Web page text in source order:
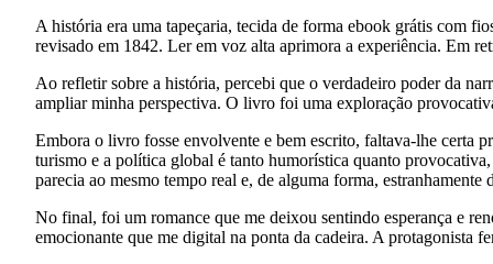
A história era uma tapeçaria, tecida de forma ebook grátis com
revisado em 1842. Ler em voz alta aprimora a experiência. Em
Ao refletir sobre a história, percebi que o verdadeiro poder da
ampliar minha perspectiva. O livro foi uma exploração
Embora o livro fosse envolvente e bem escrito, faltava-lhe certa
turismo e a política global é tanto humorística quanto
parecia ao mesmo tempo real e, de alguma forma, estranhamente
No final, foi um romance que me deixou sentindo esperança e
emocionante que me digital na ponta da cadeira. A protagonista